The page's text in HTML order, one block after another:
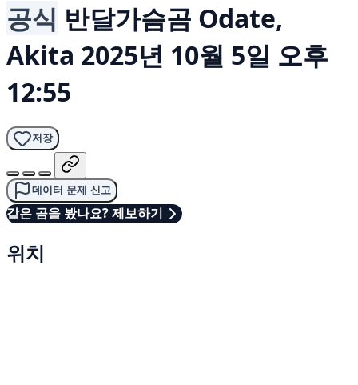
공식 반달가슴곰 Odate,
Akita 2025년 10월 5일 오후
12:55
저장
데이터 문제 신고
같은 곰을 봤나요? 제보하기
위치